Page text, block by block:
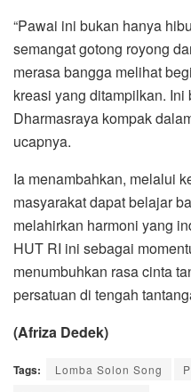
“Pawai ini bukan hanya
semangat gotong royong
merasa bangga melihat
kreasi yang ditampilkan.
Dharmasraya kompak
ucapnya.
Ia menambahkan, melalui
masyarakat dapat belajar
melahirkan harmoni yang
HUT RI ini sebagai
menumbuhkan rasa cinta
persatuan di tengah
(Afriza Dedek)
Tags: Lomba Solon Song